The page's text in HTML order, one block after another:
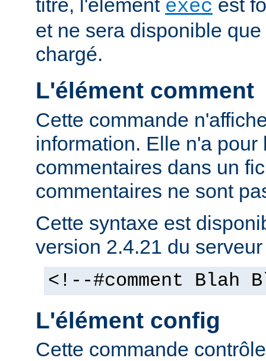
titre, l'élément exec est
et ne sera disponible
chargé.
L'élément comment
Cette commande
information. Elle n'a pour
commentaires dans un
commentaires ne sont
Cette syntaxe est
version 2.4.21 du
<!--#comment Blah
L'élément config
Cette commande